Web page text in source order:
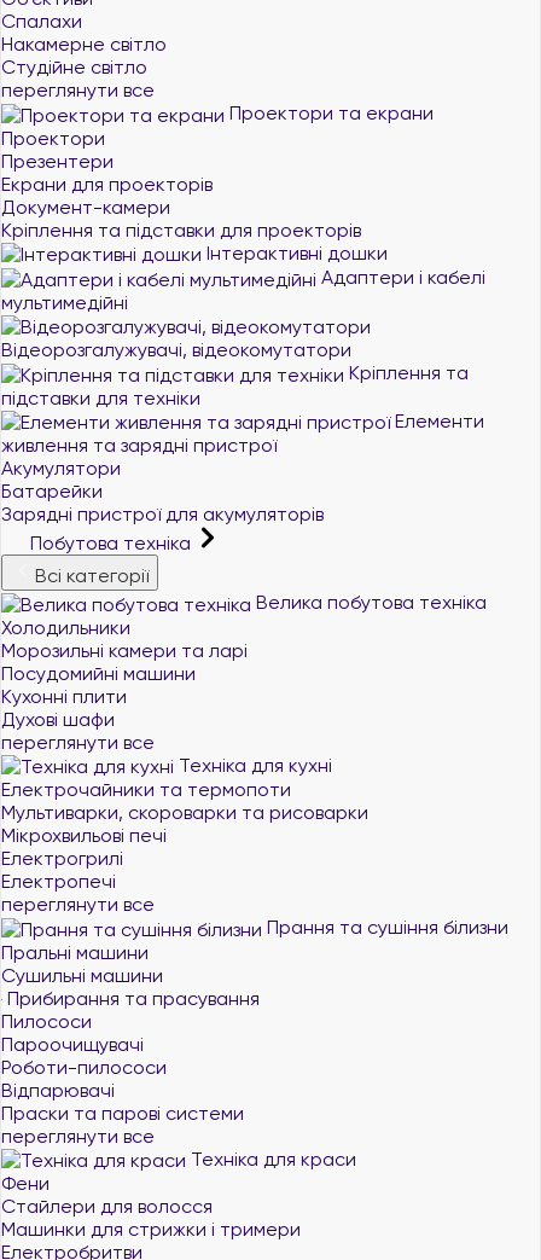
Спалахи
Накамерне світло
Студійне світло
переглянути все
Проектори та екрани
Проектори
Презентери
Екрани для проекторів
Документ-камери
Кріплення та підставки для проекторів
Інтерактивні дошки
Адаптери і кабелі
мультимедійні
Відеорозгалужувачі, відеокомутатори
Кріплення та
підставки для техніки
Елементи
живлення та зарядні пристрої
Акумулятори
Батарейки
Зарядні пристрої для акумуляторів
Побутова техніка
Всі категорії
Велика побутова техніка
Холодильники
Морозильні камери та ларі
Посудомийні машини
Кухонні плити
Духові шафи
переглянути все
Техніка для кухні
Електрочайники та термопоти
Мультиварки, скороварки та рисоварки
Мікрохвильові печі
Електрогрилі
Електропечі
переглянути все
Прання та сушіння білизни
Пральні машини
Сушильні машини
Прибирання та прасування
Пилососи
Пароочищувачі
Роботи-пилососи
Відпарювачі
Праски та парові системи
переглянути все
Техніка для краси
Фени
Стайлери для волосся
Машинки для стрижки і тримери
Електробритви